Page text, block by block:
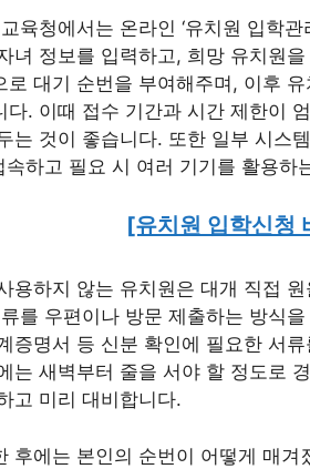
육청에서는 온라인 ‘유치원 입학
녀 정보를 입력하고, 희망 유치원
로 대기 순번을 부여해주며, 이후
다. 이때 접수 기간과 시간 제한이
는 것이 좋습니다. 또한 일부 시스
하고 필요 시 여러 기기를 활용하
[유치원 입학신청
용하지 않는 유치원은 대개 직접
를 우편이나 방문 제출하는 방식
증명서 등 신분 확인에 필요한 서
는 새벽부터 줄을 서야 할 정도로
고 미리 대비합니다.
후에는 본인의 순번이 어떻게 매